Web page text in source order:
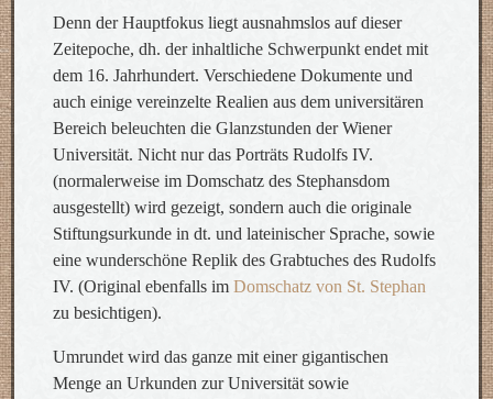
Denn der Hauptfokus liegt ausnahmslos auf dieser
Zeitepoche, dh. der inhaltliche Schwerpunkt endet mit
dem 16. Jahrhundert. Verschiedene Dokumente und
auch einige vereinzelte Realien aus dem universitären
Bereich beleuchten die Glanzstunden der Wiener
Universität. Nicht nur das Porträts Rudolfs IV.
(normalerweise im Domschatz des Stephansdom
ausgestellt) wird gezeigt, sondern auch die originale
Stiftungsurkunde in dt. und lateinischer Sprache, sowie
eine wunderschöne Replik des Grabtuches des Rudolfs
IV. (Original ebenfalls imDomschatz von St. Stephan
zu besichtigen).
Umrundet wird das ganze mit einer gigantischen
Menge an Urkunden zur Universität sowie